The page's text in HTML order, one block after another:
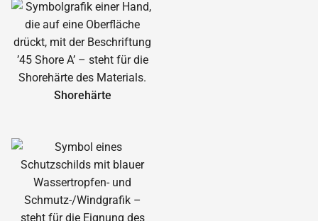
Shorehärte